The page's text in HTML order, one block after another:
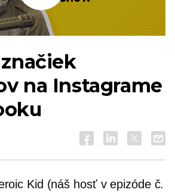
počúvať
na Instagrame
Kid (náš hosť v epizóde č.